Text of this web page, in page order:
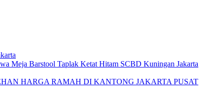
Meja Barstool Taplak Ketat Hitam SCBD Kuningan Jakarta
HARGA RAMAH DI KANTONG JAKARTA PUSAT